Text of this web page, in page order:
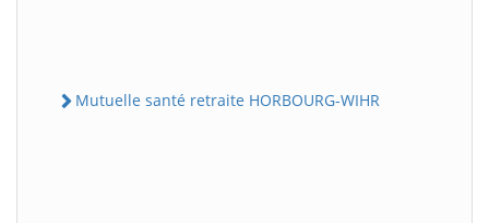
Mutuelle santé retraite HORBOURG-WIHR